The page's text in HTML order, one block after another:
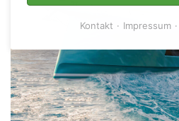
Kontakt Impressum